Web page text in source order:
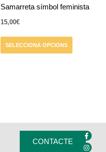
Samarreta símbol feminista
15,00€
SELECCIONA OPCIONS
triar
pàgina
del
CONTACTE
F
a
c
I
n
s